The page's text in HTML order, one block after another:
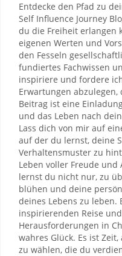
Entdecke den Pfad zu
Self Influence Journey
du die Freiheit erlangen
eigenen Werten und
den Fesseln
fundiertes Fachwissen
inspiriere und fordere
Erwartungen
Beitrag ist eine
und das Leben nach
Lass dich von mir auf
auf der du lernst, deine
Verhaltensmuster zu
Leben voller Freude
lernst du nicht nur, zu
blühen und deine
deines Lebens zu
inspirierenden Reise
Herausforderungen in
wahres Glück. Es ist
zu wählen, die du